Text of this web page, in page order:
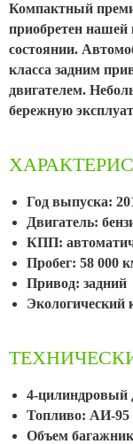
Компактный
приобретен нашей
состоянии.
класса задним
двигателем.
бережную
Год выпуска:
Двигатель:
КПП:
Пробег: 58 000
Привод: задний
4-цилиндровый
Топливо: АИ-95
Объем